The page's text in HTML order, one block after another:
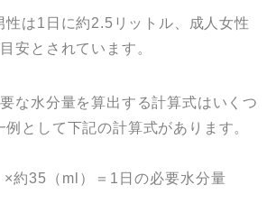
性は1日に約2.5リットル、成人女性
安とされています。
な水分量を算出する計算式はいくつ
として下記の計算式があります。
×約35（ml）＝1日の必要水分量